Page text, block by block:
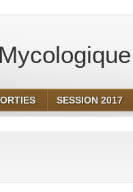
SESSION 2017